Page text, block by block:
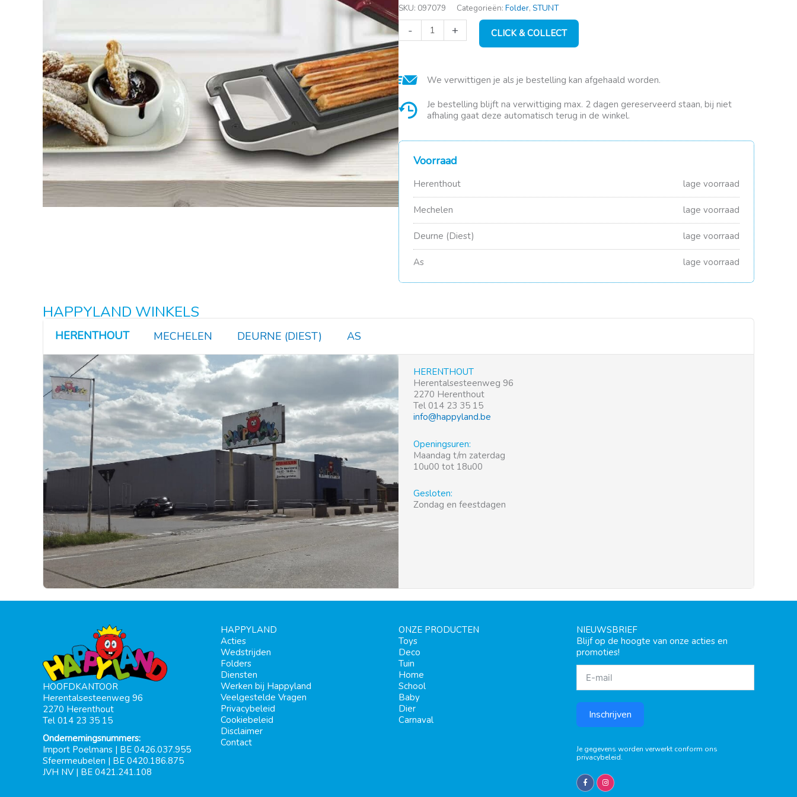
SKU: 097079 Categorieën: Folder, STUNT
-
Beper
Churrosmaker
rood
700W
aantal
+ CLICK & COLLECT
We verwittigen je als je bestelling kan afgehaald worden.
Je bestelling blijft na verwittiging max. 2 dagen gereserveerd staan, bij niet
afhaling gaat deze automatisch terug in de winkel.
Voorraad
Herenthout lage voorraad
Mechelen lage voorraad
Deurne (Diest) lage voorraad
As lage voorraad
HAPPYLAND WINKELS
HERENTHOUT MECHELEN DEURNE (DIEST) AS
HERENTHOUT
Herentalsesteenweg 96
2270 Herenthout
Tel 014 23 35 15
info@happyland.be
Openingsuren:
Maandag t/m zaterdag
10u00 tot 18u00
Gesloten:
Zondag en feestdagen
HOOFDKANTOOR
Herentalsesteenweg 96
2270 Herenthout
Tel 014 23 35 15
Ondernemingsnummers:
Import Poelmans | BE 0426.037.955
Sfeermeubelen | BE 0420.186.875
JVH NV | BE 0421.241.108
HAPPYLAND
Acties
Wedstrijden
Folders
Diensten
Werken bij Happyland
Veelgestelde Vragen
Privacybeleid
Cookiebeleid
Disclaimer
Contact
ONZE PRODUCTEN
Toys
Deco
Tuin
Home
School
Baby
Dier
Carnaval
NIEUWSBRIEF
Blijf op de hoogte van onze acties en
promoties!
Inschrijven
Je gegevens worden verwerkt conform ons
privacybeleid.